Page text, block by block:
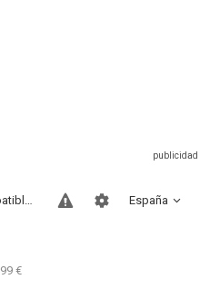
España
Sitios compatibles
€